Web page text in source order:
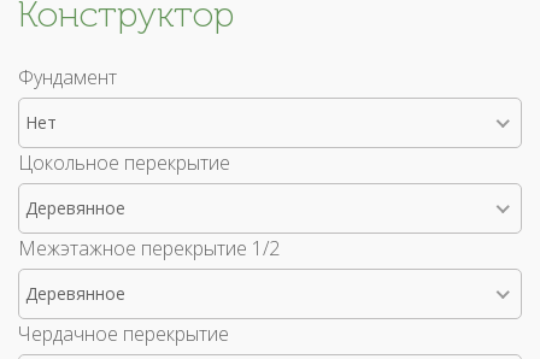
Конструктор
Фундамент
Нет
Цокольное перекрытие
Деревянное
Межэтажное перекрытие 1/2
Деревянное
Чердачное перекрытие